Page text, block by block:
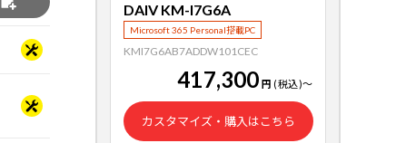
DAIV KM-I7G6A
Microsoft 365 Personal搭載PC
KMI7G6AB7ADDW101CEC
417,300 円 (税込)～
カスタマイズ・購入はこちら